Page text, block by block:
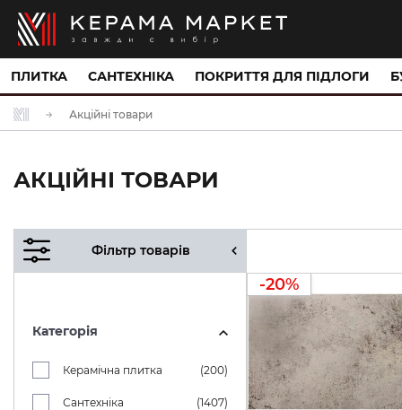
ПЛИТКА САНТЕХНІКА ПОКРИТТЯ ДЛЯ ПІДЛОГИ
Акційні товари
АКЦІЙНІ ТОВАРИ
Фільтр товарів
Категорія
Керамічна плитка (200)
Сантехніка (1407)
-20%